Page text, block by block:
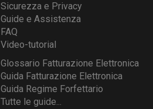
Sicurezza e Privacy
Guide e Assistenza
FAQ
Video-tutorial
Glossario Fatturazione Elettronica
Guida Fatturazione Elettronica
Guida Regime Forfettario
Tutte le guide...